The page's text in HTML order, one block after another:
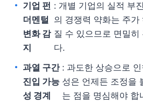
기업 펀
더멘털
변화 감
지
: 개별 기업의 실적 부
의 경쟁력 약화는 주가
질 수 있으므로 면밀히
다.
과열 구간
진입 가능
성 경계
: 과도한 상승으로
성은 언제든 조정을
는 점을 명심해야 합